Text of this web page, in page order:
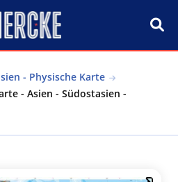
- Physische Karte
- Asien - Südostasien -